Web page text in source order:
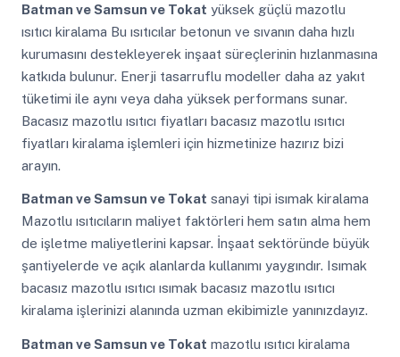
Batman ve Samsun ve Tokat yüksek güçlü mazotlu
ısıtıcı kiralama Bu ısıtıcılar betonun ve sıvanın daha hızlı
kurumasını destekleyerek inşaat süreçlerinin hızlanmasına
katkıda bulunur. Enerji tasarruflu modeller daha az yakıt
tüketimi ile aynı veya daha yüksek performans sunar.
Bacasız mazotlu ısıtıcı fiyatları bacasız mazotlu ısıtıcı
fiyatları kiralama işlemleri için hizmetinize hazırız bizi
arayın.
Batman ve Samsun ve Tokat sanayi tipi isımak kiralama
Mazotlu ısıtıcıların maliyet faktörleri hem satın alma hem
de işletme maliyetlerini kapsar. İnşaat sektöründe büyük
şantiyelerde ve açık alanlarda kullanımı yaygındır. Isımak
bacasız mazotlu ısıtıcı ısımak bacasız mazotlu ısıtıcı
kiralama işlerinizi alanında uzman ekibimizle yanınızdayız.
Batman ve Samsun ve Tokat mazotlu ısıtıcı kiralama